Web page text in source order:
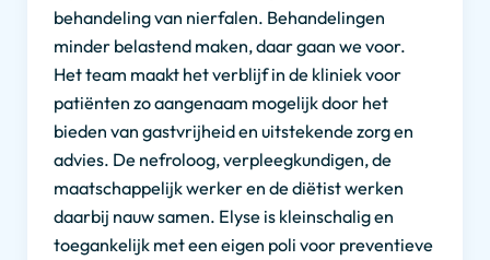
behandeling van nierfalen. Behandelingen
minder belastend maken, daar gaan we voor.
Het team maakt het verblijf in de kliniek voor
patiënten zo aangenaam mogelijk door het
bieden van gastvrijheid en uitstekende zorg en
advies. De nefroloog, verpleegkundigen, de
maatschappelijk werker en de diëtist werken
daarbij nauw samen. Elyse is kleinschalig en
toegankelijk met een eigen poli voor preventieve